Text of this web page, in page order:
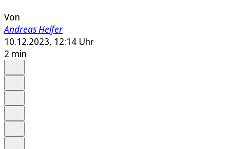
Von
Andreas Helfer
10.12.2023, 12:14 Uhr
2 min